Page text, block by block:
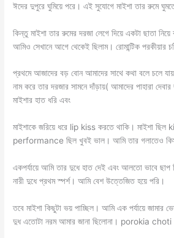
ঈদের দুপুরে ঘুমিয়ে পরে। এই সুযোগে মাইশা তার রুমে
কিন্তু মাইশা তার রুমের দরজা লেগে দিয়ে একটা ছাতা
আমিও সেখানে আগে থেকেই ছিলাম। রোমান্টিক পরকীয়ার
প্রথমে আজাদের বড় বোন আমাদের সাথে কথা বলে চলে
নাম করে তার দরজার সামনে দাঁড়ায়( আমাদের পাহারা
মাইশার হাত ধরি এবং
মাইশাকে জরিয়ে ধরে lip kiss করতে থাকি। মাইশা ছিল
performance ছিল খুবই ভাল। আমি তার গলাতেও কিস
একপর্যায়ে আমি তার দুধে হাত দেই এবং আলতো ভাবে ছাপ
নারী দুধে প্রথম স্পর্শ। আমি বেশ উত্তেজিত হয়ে পরি।
তবে মাইশা কিছুটা ভয় পাচ্ছিল। আমি এক পর্যায়ে জামার
দুধ এতোটা নরম আমার জানা ছিলোনা। porokia